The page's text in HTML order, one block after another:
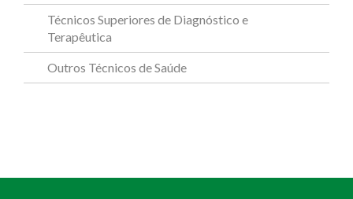
Técnicos Superiores de Diagnóstico e
Terapêutica
Outros Técnicos de Saúde